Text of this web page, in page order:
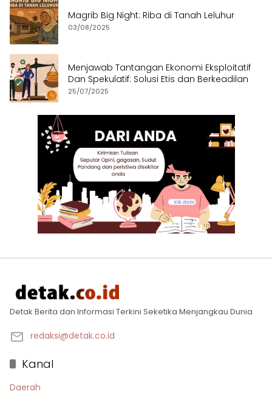
Magrib Big Night: Riba di Tanah Leluhur
03/08/2025
Menjawab Tantangan Ekonomi Eksploitatif
Dan Spekulatif: Solusi Etis dan Berkeadilan
25/07/2025
Detak Berita dan Informasi Terkini Seketika Menjangkau Dunia
redaksi@detak.co.id
Kanal
Daerah